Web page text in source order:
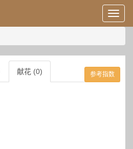
用
户
息/
登
录
等
献花 (0) 参考指数